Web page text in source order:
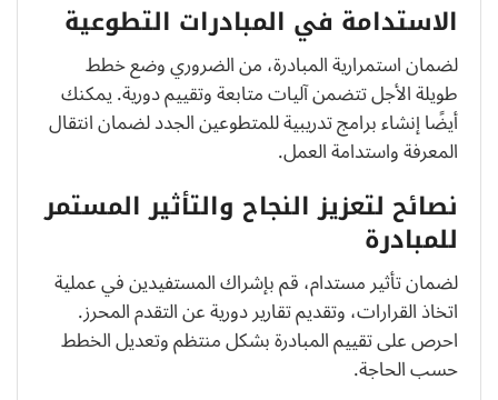
الاستدامة في المبادرات التطوعية
لضمان استمرارية المبادرة، من الضروري وضع خطط
طويلة الأجل تتضمن آليات متابعة وتقييم دورية. يمكنك
أيضًا إنشاء برامج تدريبية للمتطوعين الجدد لضمان انتقال
المعرفة واستدامة العمل.
نصائح لتعزيز النجاح والتأثير المستمر
للمبادرة
لضمان تأثير مستدام، قم بإشراك المستفيدين في عملية
اتخاذ القرارات، وتقديم تقارير دورية عن التقدم المحرز.
احرص على تقييم المبادرة بشكل منتظم وتعديل الخطط
حسب الحاجة.